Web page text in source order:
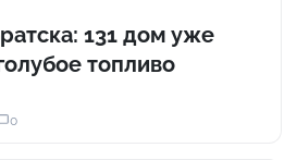
131 дом уже
топливо
0